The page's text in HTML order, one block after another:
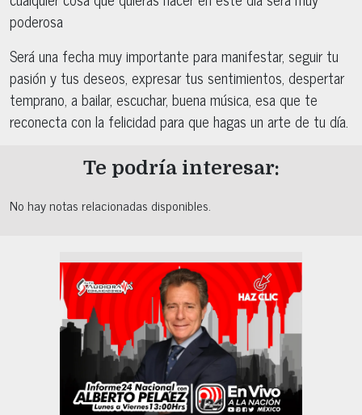
poderosa
Será una fecha muy importante para manifestar, seguir tu
pasión y tus deseos, expresar tus sentimientos, despertar
temprano, a bailar, escuchar, buena música, esa que te
reconecta con la felicidad para que hagas un arte de tu día.
Te podría interesar:
No hay notas relacionadas disponibles.